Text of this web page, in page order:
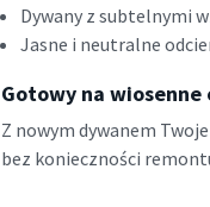
Dywany z subtelnymi
Jasne i neutralne
Gotowy na wiosenne
Z nowym dywanem
bez konieczności